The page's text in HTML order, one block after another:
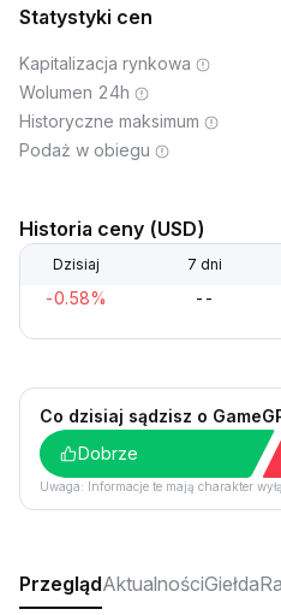
Statystyki cen
Kapitalizacja rynkowa
Wolumen 24h
Historyczne maksimum
Podaż w obiegu
Historia ceny (USD)
Dzisiaj 7 dni
-0.58% --
Co dzisiaj sądzisz o
Dobrze
Uwaga: Informacje te mają charakter
PrzeglądAktualnościGiełda